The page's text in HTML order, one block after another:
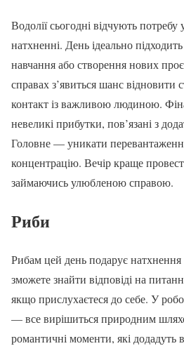
Водолії сьогодні відчують потребу
натхненні. День ідеально
навчання або створення нових
справах з’явиться шанс відновити
контакт із важливою людиною.
невеликі прибутки, пов’язані з
Головне — уникати
концентрацію. Вечір краще
займаючись улюбленою справою.
Риби
Рибам цей день подарує натхнення
зможете знайти відповіді на
якщо прислухаєтеся до себе. У
— все вирішиться природним
романтичні моменти, які додадуть